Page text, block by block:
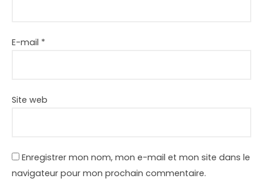
E-mail *
Site web
Enregistrer mon nom, mon e-mail et mon site dans le
navigateur pour mon prochain commentaire.